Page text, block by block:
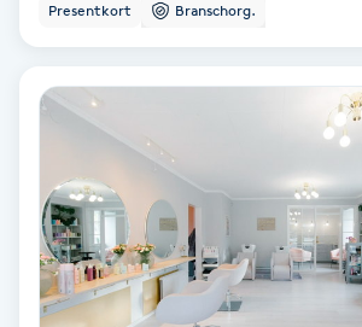
Gel naglar
Gellack
Gellack med förstärkning
Presentkort Branschorg.